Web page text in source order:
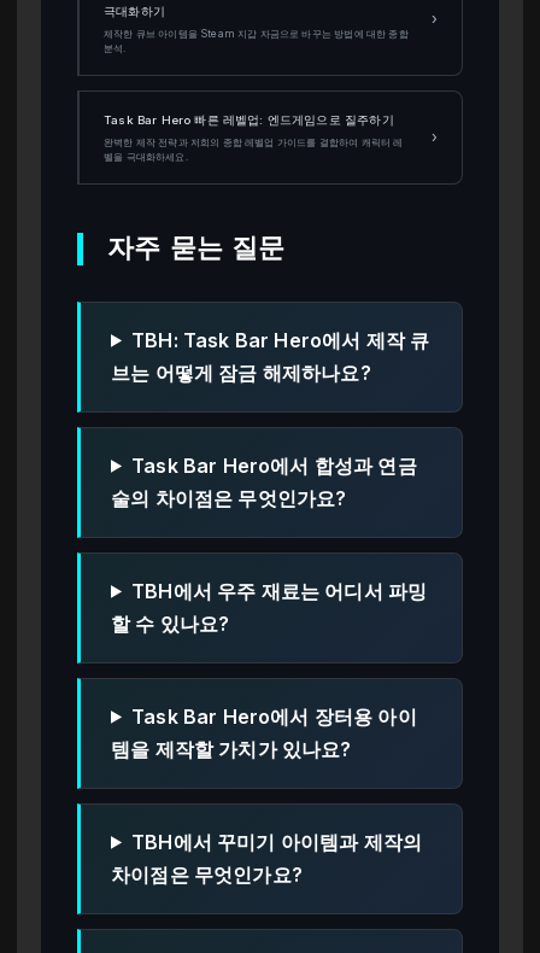
극대화하기
제작한 큐브 아이템을 Steam 지갑 자금으로 바꾸는 방법에 대한 종합
분석.
›
Task Bar Hero 빠른 레벨업: 엔드게임으로 질주하기
완벽한 제작 전략과 저희의 종합 레벨업 가이드를 결합하여 캐릭터 레
벨을 극대화하세요.
›
자주 묻는 질문
TBH: Task Bar Hero에서 제작 큐
브는 어떻게 잠금 해제하나요?
Task Bar Hero에서 합성과 연금
술의 차이점은 무엇인가요?
TBH에서 우주 재료는 어디서 파밍
할 수 있나요?
Task Bar Hero에서 장터용 아이
템을 제작할 가치가 있나요?
TBH에서 꾸미기 아이템과 제작의
차이점은 무엇인가요?